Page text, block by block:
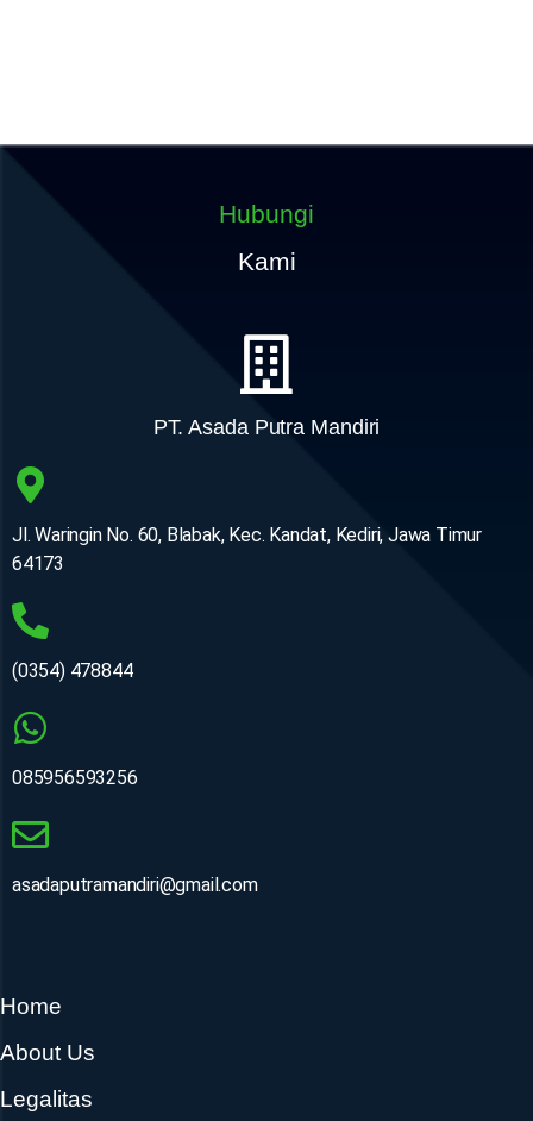
Hubungi
Kami
PT. Asada Putra Mandiri
Jl. Waringin No. 60, Blabak, Kec. Kandat, Kediri, Jawa Timur
64173
(0354) 478844
085956593256
asadaputramandiri@gmail.com
Home
About Us
Legalitas